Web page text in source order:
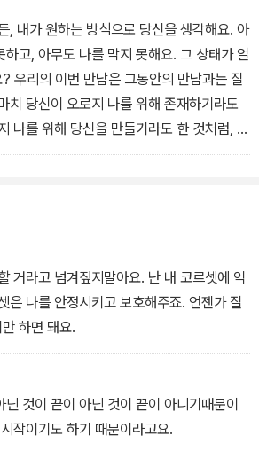
, 내가 원하는 방식으로 당신을 생각해요. 아
고, 아무도 나를 막지 못해요. 그 상태가 얼
우리의 이번 만남은 그동안의 만남과는 질
치 당신이 오로지 나를 위해 존재하기라도
나를 위해 당신을 만들기라도 한 것처럼, 그
요
거라고 넘겨짚지말아요. 난 내 코르셋에 익
은 나를 안정시키고 보호해주죠. 언젠가 질
하면 돼요.
것이 끝이 아닌 것이 끝이 아니기때문이
작이기도 하기 때문이라고요.